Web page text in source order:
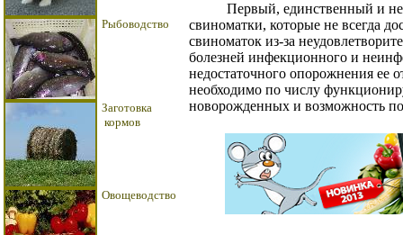
Рыбоводство
Заготовка
кормов
Овощеводство
Первый, единственный и
свиноматки, которые не всегда
свиноматок из-за
болезней инфекционного и
недостаточного опорожнения ее
необходимо по числу
новорожденных и возможность